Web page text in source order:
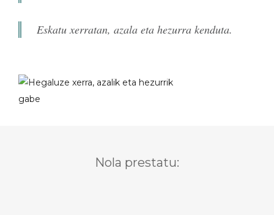
Eskatu xerratan, azala eta hezurra kenduta.
Nola prestatu: